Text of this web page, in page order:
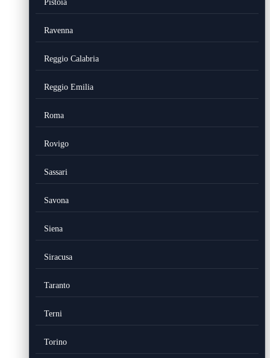
Pistoia
Ravenna
Reggio Calabria
Reggio Emilia
Roma
Rovigo
Sassari
Savona
Siena
Siracusa
Taranto
Terni
Torino